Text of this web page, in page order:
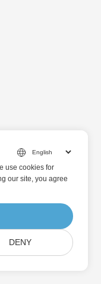
use cookies for
our site, you agree
DENY